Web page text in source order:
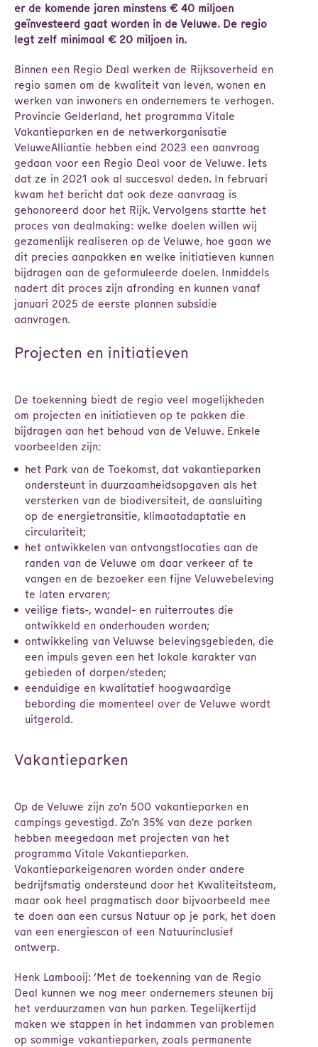
er de komende jaren minstens € 40 miljoen
geïnvesteerd gaat worden in de Veluwe. De regio
legt zelf minimaal € 20 miljoen in.
Binnen een Regio Deal werken de Rijksoverheid en
regio samen om de kwaliteit van leven, wonen en
werken van inwoners en ondernemers te verhogen.
Provincie Gelderland, het programma Vitale
Vakantieparken en de netwerkorganisatie
VeluweAlliantie hebben eind 2023 een aanvraag
gedaan voor een Regio Deal voor de Veluwe. Iets
dat ze in 2021 ook al succesvol deden. In februari
kwam het bericht dat ook deze aanvraag is
gehonoreerd door het Rijk. Vervolgens startte het
proces van dealmaking: welke doelen willen wij
gezamenlijk realiseren op de Veluwe, hoe gaan we
dit precies aanpakken en welke initiatieven kunnen
bijdragen aan de geformuleerde doelen. Inmiddels
nadert dit proces zijn afronding en kunnen vanaf
januari 2025 de eerste plannen subsidie
aanvragen.
Projecten en initiatieven
De toekenning biedt de regio veel mogelijkheden
om projecten en initiatieven op te pakken die
bijdragen aan het behoud van de Veluwe. Enkele
voorbeelden zijn:
het Park van de Toekomst, dat vakantieparken
ondersteunt in duurzaamheidsopgaven als het
versterken van de biodiversiteit, de aansluiting
op de energietransitie, klimaatadaptatie en
circulariteit;
het ontwikkelen van ontvangstlocaties aan de
randen van de Veluwe om daar verkeer af te
vangen en de bezoeker een fijne Veluwebeleving
te laten ervaren;
veilige fiets-, wandel- en ruiterroutes die
ontwikkeld en onderhouden worden;
ontwikkeling van Veluwse belevingsgebieden, die
een impuls geven een het lokale karakter van
gebieden of dorpen/steden;
eenduidige en kwalitatief hoogwaardige
bebording die momenteel over de Veluwe wordt
uitgerold.
Vakantieparken
Op de Veluwe zijn zo’n 500 vakantieparken en
campings gevestigd. Zo’n 35% van deze parken
hebben meegedaan met projecten van het
programma Vitale Vakantieparken.
Vakantieparkeigenaren worden onder andere
bedrijfsmatig ondersteund door het Kwaliteitsteam,
maar ook heel pragmatisch door bijvoorbeeld mee
te doen aan een cursus Natuur op je park, het doen
van een energiescan of een Natuurinclusief
ontwerp.
Henk Lambooij: ‘Met de toekenning van de Regio
Deal kunnen we nog meer ondernemers steunen bij
het verduurzamen van hun parken. Tegelijkertijd
maken we stappen in het indammen van problemen
op sommige vakantieparken, zoals permanente